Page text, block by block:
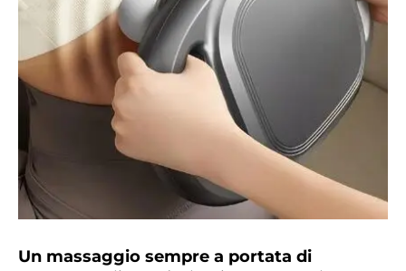
Un massaggio sempre a portata di